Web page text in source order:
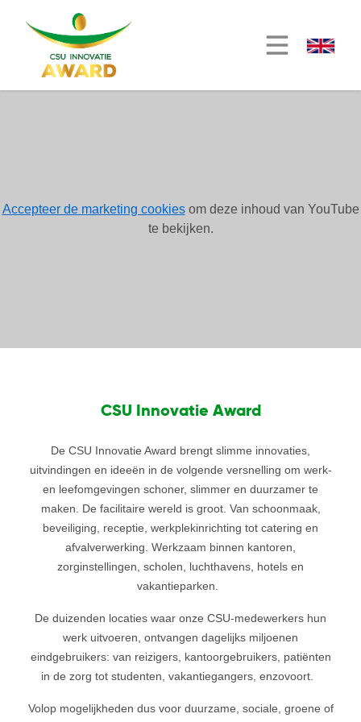
Accepteer de marketing cookiesom deze inhoud van YouTube
te bekijken.
CSU Innovatie Award
De CSU Innovatie Award brengt slimme innovaties,
uitvindingen en ideeën in de volgende versnelling om werk-
en leefomgevingen schoner, slimmer en duurzamer te
maken. De facilitaire wereld is groot. Van schoonmaak,
beveiliging, receptie, werkplekinrichting tot catering en
afvalverwerking. Werkzaam binnen kantoren,
zorginstellingen, scholen, luchthavens, hotels en
vakantieparken.
De duizenden locaties waar onze CSU-medewerkers hun
werk uitvoeren, ontvangen dagelijks miljoenen
eindgebruikers: van reizigers, kantoorgebruikers, patiënten
in de zorg tot studenten, vakantiegangers, enzovoort.
Volop mogelijkheden dus voor duurzame, sociale, groene of